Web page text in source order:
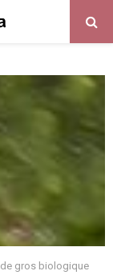
gros biologique